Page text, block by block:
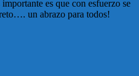
es que con esfuerzo se
un abrazo para todos!